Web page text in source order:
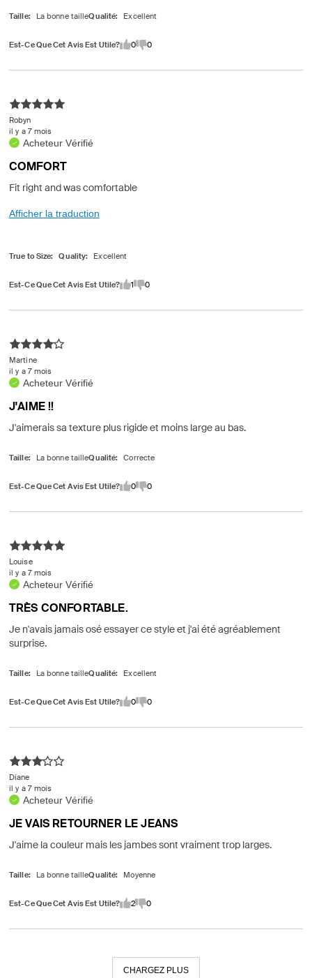
Taille Qualité
Est-Ce Que Cet Avis Est Utile? 0 0
COMFORT
il y a 7 mois
Robyn
Acheteur Vérifié
Fit right and was comfortable
Afficher la traduction
True to Size Quality
Est-Ce Que Cet Avis Est Utile? 1 0
J'AIME !!
il y a 7 mois
Martine
Acheteur Vérifié
J'aimerais sa texture plus rigide et moins large au bas.
Taille Qualité
Est-Ce Que Cet Avis Est Utile? 0 0
TRÈS CONFORTABLE.
il y a 7 mois
Louise
Acheteur Vérifié
Je n'avais jamais osé essayer ce style et j'ai été agréablement
surprise.
Taille Qualité
Est-Ce Que Cet Avis Est Utile? 0 0
JE VAIS RETOURNER LE JEANS
il y a 7 mois
Diane
Acheteur Vérifié
J'aime la couleur mais les jambes sont vraiment trop larges.
Taille Qualité
Est-Ce Que Cet Avis Est Utile? 2 0
CHARGEZ PLUS